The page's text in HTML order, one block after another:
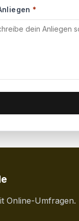
*
Online-Umfragen.